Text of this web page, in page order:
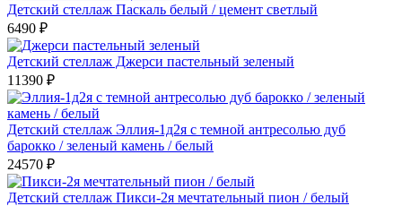
Детский стеллаж Паскаль белый / цемент светлый
6490 ₽
Детский стеллаж Джерси пастельный зеленый
11390 ₽
Детский стеллаж Эллия-1д2я с темной антресолью дуб
барокко / зеленый камень / белый
24570 ₽
Детский стеллаж Пикси-2я мечтательный пион / белый